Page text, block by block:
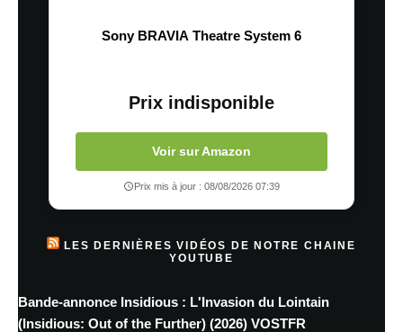
Sony BRAVIA Theatre System 6
Prix indisponible
Voir sur Amazon
Prix mis à jour : 08/08/2026 07:39
LES DERNIÈRES VIDÉOS DE NOTRE CHAINE
YOUTUBE
Bande-annonce Insidious : L'Invasion du Lointain
(Insidious: Out of the Further) (2026) VOSTFR